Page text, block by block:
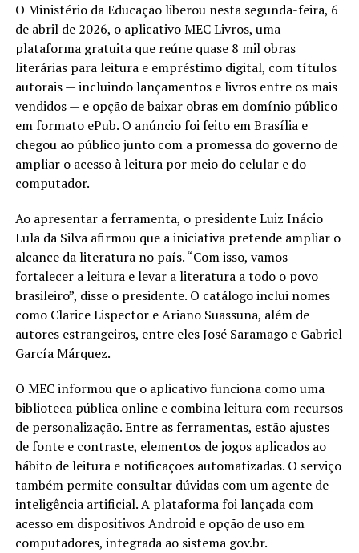
O Ministério da Educação liberou nesta segunda-feira, 6
de abril de 2026, o aplicativo MEC Livros, uma
plataforma gratuita que reúne quase 8 mil obras
literárias para leitura e empréstimo digital, com títulos
autorais — incluindo lançamentos e livros entre os mais
vendidos — e opção de baixar obras em domínio público
em formato ePub. O anúncio foi feito em Brasília e
chegou ao público junto com a promessa do governo de
ampliar o acesso à leitura por meio do celular e do
computador.
Ao apresentar a ferramenta, o presidente Luiz Inácio
Lula da Silva afirmou que a iniciativa pretende ampliar o
alcance da literatura no país. “Com isso, vamos
fortalecer a leitura e levar a literatura a todo o povo
brasileiro”, disse o presidente. O catálogo inclui nomes
como Clarice Lispector e Ariano Suassuna, além de
autores estrangeiros, entre eles José Saramago e Gabriel
García Márquez.
O MEC informou que o aplicativo funciona como uma
biblioteca pública online e combina leitura com recursos
de personalização. Entre as ferramentas, estão ajustes
de fonte e contraste, elementos de jogos aplicados ao
hábito de leitura e notificações automatizadas. O serviço
também permite consultar dúvidas com um agente de
inteligência artificial. A plataforma foi lançada com
acesso em dispositivos Android e opção de uso em
computadores, integrada ao sistema gov.br.